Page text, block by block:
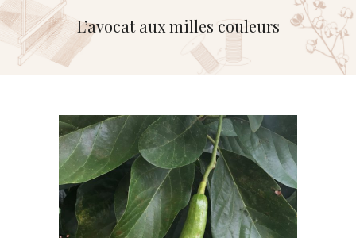
L’avocat aux milles couleurs